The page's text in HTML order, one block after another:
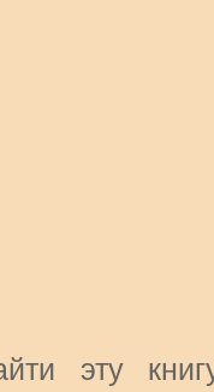
эту